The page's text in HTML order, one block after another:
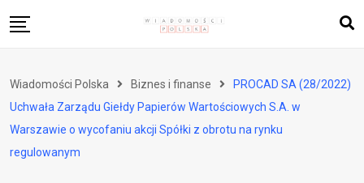
to
Zdrowie i styl życia
Polityka i społeczeństwo
Nauka i technologie
Wiadomości Polska Biznes i finanse
PROCAD SA (28/2022)
Uchwała Zarządu Giełdy Papierów Wartościowych S.A. w
Warszawie o wycofaniu akcji Spółki z obrotu na rynku
regulowanym